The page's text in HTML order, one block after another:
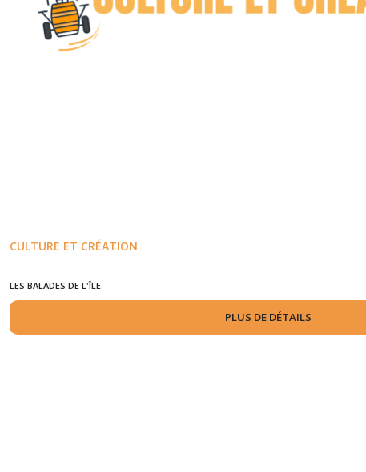
CULTURE ET CRÉATION
LES BALADES DE L'ÎLE
PLUS DE DÉTAILS